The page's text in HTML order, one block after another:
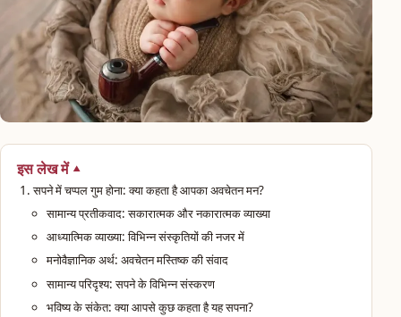
इस लेख में
सपने में चप्पल गुम होना: क्या कहता है आपका अवचेतन मन?
सामान्य प्रतीकवाद: सकारात्मक और नकारात्मक व्याख्या
आध्यात्मिक व्याख्या: विभिन्न संस्कृतियों की नजर में
मनोवैज्ञानिक अर्थ: अवचेतन मस्तिष्क की संवाद
सामान्य परिदृश्य: सपने के विभिन्न संस्करण
भविष्य के संकेत: क्या आपसे कुछ कहता है यह सपना?